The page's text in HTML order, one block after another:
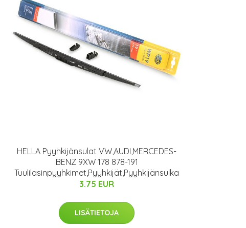
HELLA Pyyhkijänsulat VW,AUDI,MERCEDES-
BENZ 9XW 178 878-191
Tuulilasinpyyhkimet,Pyyhkijät,Pyyhkijänsulka
3.75 EUR
LISÄTIETOJA